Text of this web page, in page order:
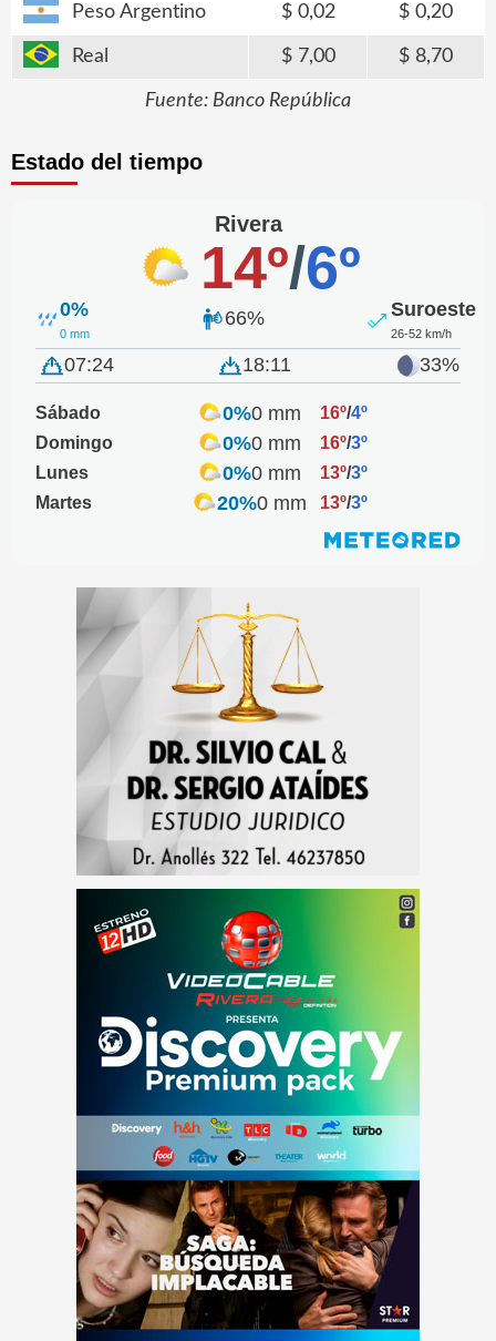
Peso Argentino 0,02 0,20
Real 7,00 8,70
Fuente: Banco República
Estado del tiempo
Rivera
14º/6º
0%
0 mm
66% Suroeste
26-52 km/h
07:24 18:11 33%
Sábado 0%0 mm 16º/4º
Domingo
0%0 mm 16º/3º
Lunes
0%0 mm 13º/3º
Martes
20%0 mm 13º/3º